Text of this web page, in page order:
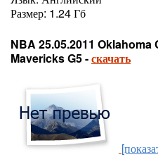
Размер: 1.24 Гб
NBA 25.05.2011
Mavericks G5 -скачать